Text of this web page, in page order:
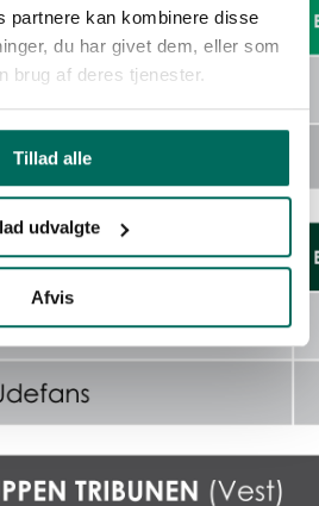
partnere kan kombinere disse
du har givet dem, eller som
brug af deres tjenester.
Tillad alle
udvalgte
Afvis